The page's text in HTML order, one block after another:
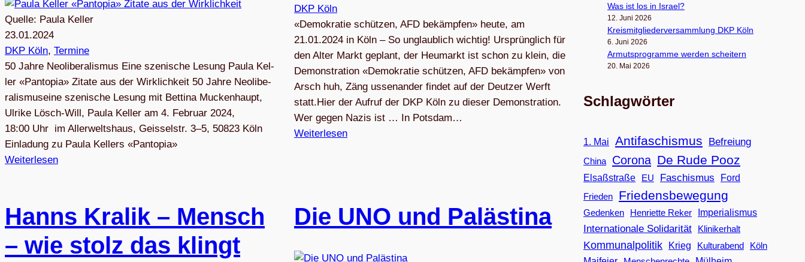
Quelle: Paula Keller
23.01.2024
DKP Köln, Termine
50 Jahre Neo­li­be­ra­lis­mus Eine sze­ni­sche Lesung Paula Kel­
ler «Pan­to­pia» Zitate aus der Wirklichkeit 50 Jahre Neo­li­be­
ra­lis­museine sze­ni­sche Lesung mit Bet­tina Mucken­haupt,
Ulrike Lösch-Will, Paula Keller am 4. Februar 2024,
18:00 Uhr im Aller­welts­haus, Geis­sel­str. 3–5, 50823 Köln
Ein­la­dung zu Paula Kel­lers «Pan­to­pia»
Weiterlesen
DKP Köln
«Demo­kra­tie schüt­zen, AFD bekämp­fen» heute, am
21.01.2024 in Köln – So unglaub­lich wichtig! Ursprüng­lich für
den Alter Markt geplant, der Heu­markt ist schon zu klein, die
Demons­tra­tion «Demo­kra­tie schüt­zen, AFD bekämp­fen» von
Arsch huh, Zäng ussen­an­der fin­det auf der Deut­zer Werft
statt.Hier der Auf­ruf der DKP Köln zu die­ser Demonstration.
Wer gegen Nazis ist … In Pots­dam…
Weiterlesen
Hanns Kra­lik – Mensch
– wie stolz das klingt
Die UNO und Palästina
Was ist los in Israel?
12. Juni 2026
Kreis­mit­glie­der­ver­samm­lung DKP Köln
6. Juni 2026
Armuts­pro­gramme wer­den scheitern
20. Mai 2026
Schlagwörter
1. Mai Antifaschismus Befreiung
China Corona De Rude Pooz
Elsaßstraße EU Faschismus
Ford
Frieden
Friedensbewegung
Gedenken Henriette Reker Imperialismus
Internationale Solidarität Klinikerhalt
Kommunalpolitik Krieg Kulturabend
Köln